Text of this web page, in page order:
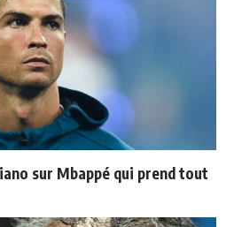
sur Mbappé qui prend tout